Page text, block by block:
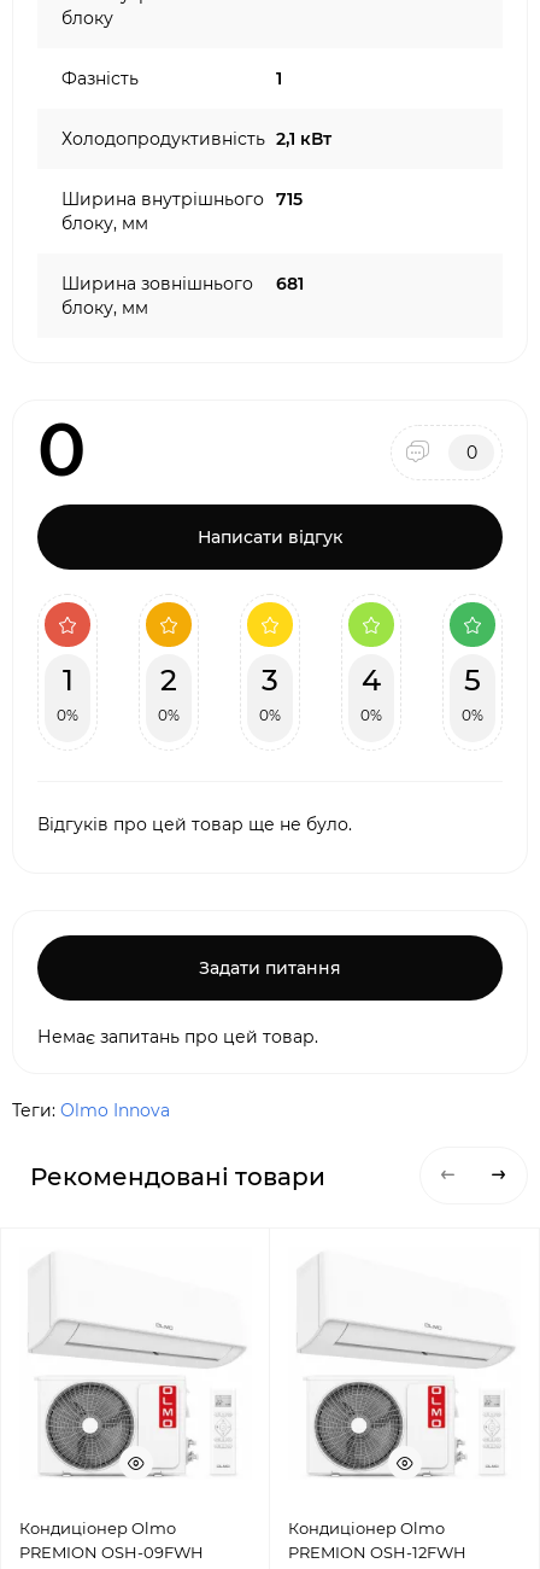
блоку
Фазність 1
Холодопродуктивність 2,1 кВт
Ширина внутрішнього
блоку, мм
715
Ширина зовнішнього
блоку, мм
681
0 0
Написати відгук
1
0%
2
0%
3
0%
4
0%
5
0%
Відгуків про цей товар ще не було.
Задати питання
Немає запитань про цей товар.
Теги: Olmo Innova
Рекомендовані товари
Кондиціонер Olmo
PREMION OSH-09FWH
Кондиціонер Olmo
PREMION OSH-12FWH